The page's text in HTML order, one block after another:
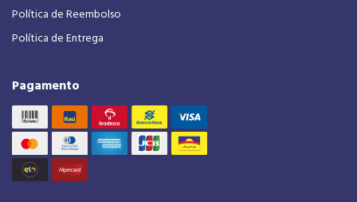
Política de Reembolso
Política de Entrega
Pagamento